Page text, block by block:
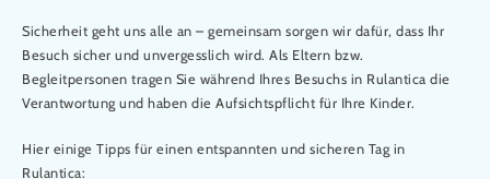
Sicherheit geht uns alle an – gemeinsam sorgen wir dafür, dass Ihr
Besuch sicher und unvergesslich wird. Als Eltern bzw.
Begleitpersonen tragen Sie während Ihres Besuchs in Rulantica die
Verantwortung und haben die Aufsichtspflicht für Ihre Kinder.
Hier einige Tipps für einen entspannten und sicheren Tag in
Rulantica: